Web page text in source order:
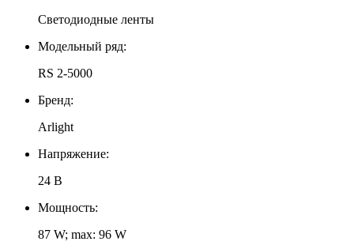
Светодиодные ленты
Модельный ряд:
RS 2-5000
Бренд:
Arlight
Напряжение:
24 В
Мощность:
87 W; max: 96 W